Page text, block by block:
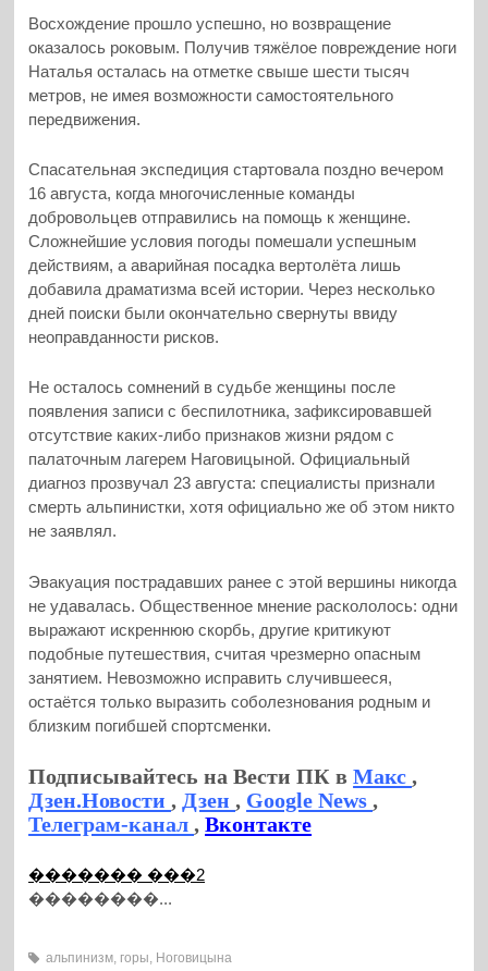
Восхождение прошло успешно, но возвращение
оказалось роковым. Получив тяжёлое повреждение ноги
Наталья осталась на отметке свыше шести тысяч
метров, не имея возможности самостоятельного
передвижения.
Спасательная экспедиция стартовала поздно вечером
16 августа, когда многочисленные команды
добровольцев отправились на помощь к женщине.
Сложнейшие условия погоды помешали успешным
действиям, а аварийная посадка вертолёта лишь
добавила драматизма всей истории. Через несколько
дней поиски были окончательно свернуты ввиду
неоправданности рисков.
Не осталось сомнений в судьбе женщины после
появления записи с беспилотника, зафиксировавшей
отсутствие каких-либо признаков жизни рядом с
палаточным лагерем Наговицыной. Официальный
диагноз прозвучал 23 августа: специалисты признали
смерть альпинистки, хотя официально же об этом никто
не заявлял.
Эвакуация пострадавших ранее с этой вершины никогда
не удавалась. Общественное мнение раскололось: одни
выражают искреннюю скорбь, другие критикуют
подобные путешествия, считая чрезмерно опасным
занятием. Невозможно исправить случившееся,
остаётся только выразить соболезнования родным и
близким погибшей спортсменки.
Подписывайтесь на Вести ПК вМакс,
Дзен.Новости, Дзен, Google News,
Телеграм-канал,Вконтакте
������� ���2
��������...
альпинизм, горы, Ноговицына